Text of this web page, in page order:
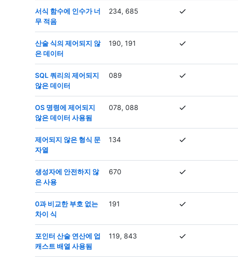
서식 함수에 인수가 너
무 적음
234, 685
산술 식의 제어되지 않
은 데이터
190, 191
SQL 쿼리의 제어되지
않은 데이터
089
OS 명령에 제어되지
않은 데이터 사용됨
078, 088
제어되지 않은 형식 문
자열
134
생성자에 안전하지 않
은 사용
670
0과 비교한 부호 없는
차이 식
191
포인터 산술 연산에 업
캐스트 배열 사용됨
119, 843